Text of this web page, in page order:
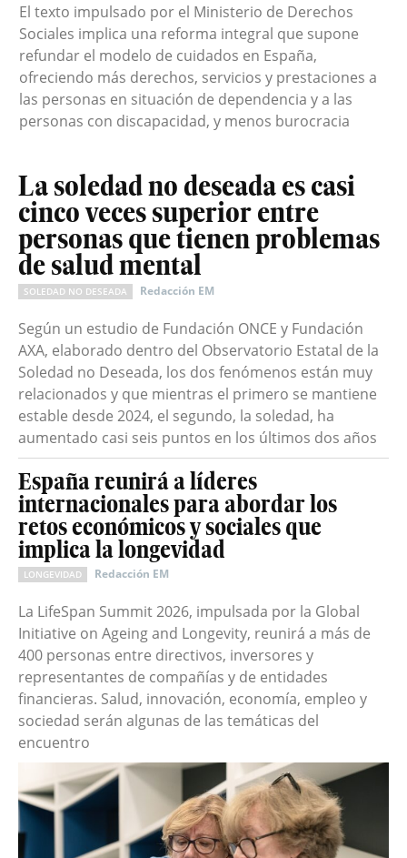
El texto impulsado por el Ministerio de Derechos
Sociales implica una reforma integral que supone
refundar el modelo de cuidados en España,
ofreciendo más derechos, servicios y prestaciones a
las personas en situación de dependencia y a las
personas con discapacidad, y menos burocracia
La soledad no deseada es casi
cinco veces superior entre
personas que tienen problemas
de salud mental
SOLEDAD NO DESEADA Redacción EM
Según un estudio de Fundación ONCE y Fundación
AXA, elaborado dentro del Observatorio Estatal de la
Soledad no Deseada, los dos fenómenos están muy
relacionados y que mientras el primero se mantiene
estable desde 2024, el segundo, la soledad, ha
aumentado casi seis puntos en los últimos dos años
España reunirá a líderes
internacionales para abordar los
retos económicos y sociales que
implica la longevidad
LONGEVIDAD Redacción EM
La LifeSpan Summit 2026, impulsada por la Global
Initiative on Ageing and Longevity, reunirá a más de
400 personas entre directivos, inversores y
representantes de compañías y de entidades
financieras. Salud, innovación, economía, empleo y
sociedad serán algunas de las temáticas del
encuentro